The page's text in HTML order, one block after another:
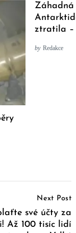
Záhadná
ztratila –
by Redakce
Next Post
své účty za
Až 100 tisíc lidí